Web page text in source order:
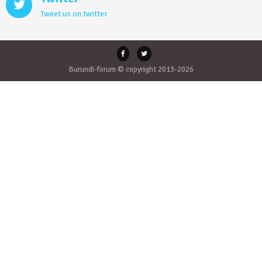
Tweet us on twitter
Burundi-forum © copyright 2013-2026